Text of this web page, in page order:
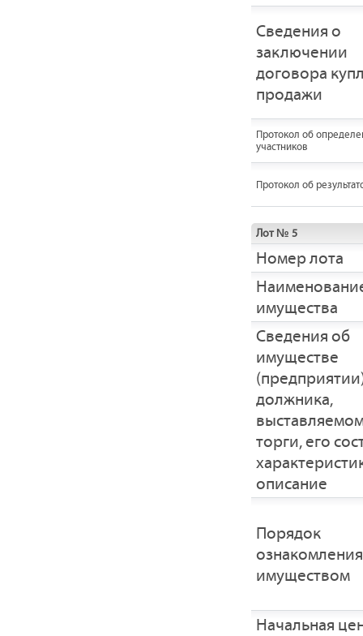
Сведения о
заключении
договора
продажи
Протокол об
участников
Протокол об
Лот № 5
Номер лота
имущества
Cведения об
имуществе
должника,
торги, его
описание
Порядок
имуществом
Начальная